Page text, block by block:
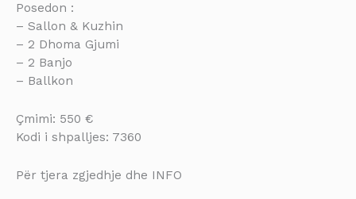
Posedon :
– Sallon & Kuzhin
– 2 Dhoma Gjumi
– 2 Banjo
– Ballkon
Çmimi: 550 €
Kodi i shpalljes: 7360
Për tjera zgjedhje dhe INFO